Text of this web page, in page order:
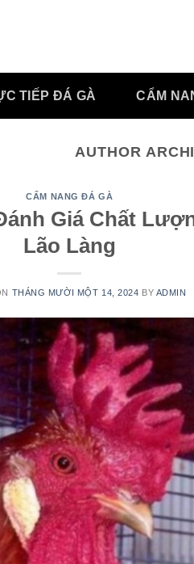
TIẾP ĐÁ GÀ CẨM
AUTHOR
CẨM NANG ĐÁ GÀ
Giá Chất
Lão Làng
THÁNG MƯỜI MỘT 14, 2024 BY ADMIN